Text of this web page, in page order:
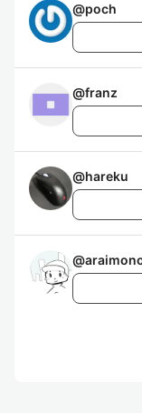
@poch
@franz
@hareku
@